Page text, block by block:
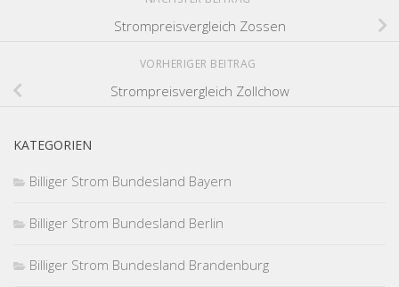
Strompreisvergleich Zossen
VORHERIGER BEITRAG
Strompreisvergleich Zollchow
KATEGORIEN
Billiger Strom Bundesland Bayern
Billiger Strom Bundesland Berlin
Billiger Strom Bundesland Brandenburg